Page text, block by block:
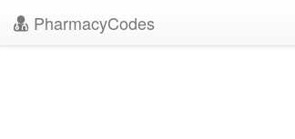
PharmacyCodes